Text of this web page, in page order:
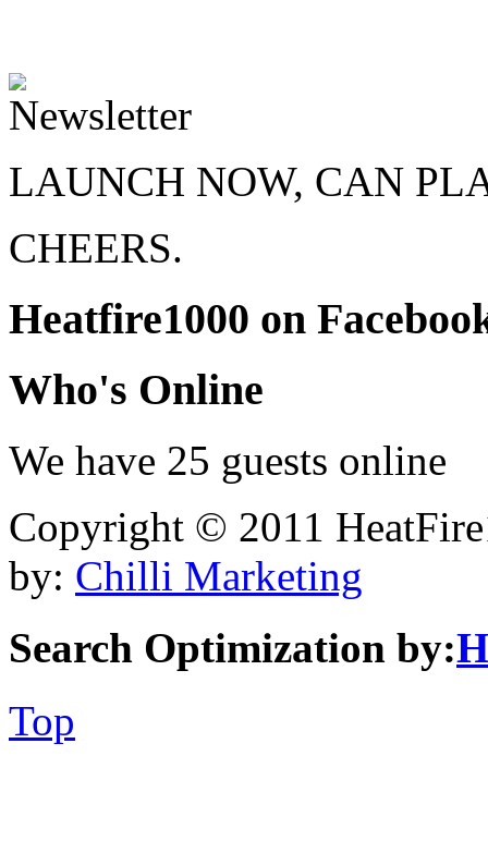
LAUNCH NOW, CAN
CHEERS.
Heatfire1000 on
Who's Online
We have 25 guests online
Copyright © 2011
by: Chilli Marketing
Search Optimization by:
Top